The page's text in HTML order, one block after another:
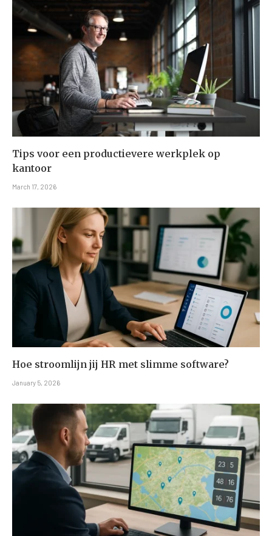
Tips voor een productievere werkplek op
kantoor
March 17, 2026
Hoe stroomlijn jij HR met slimme software?
January 5, 2026